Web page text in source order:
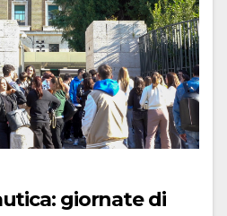
giornate di